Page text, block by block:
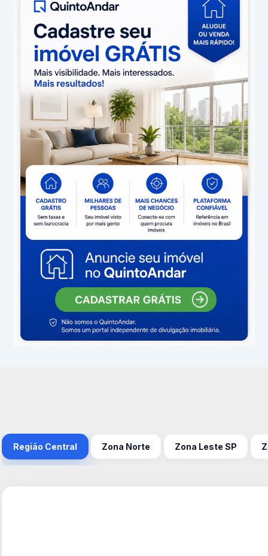
Região Central Zona Norte Zona Leste SP